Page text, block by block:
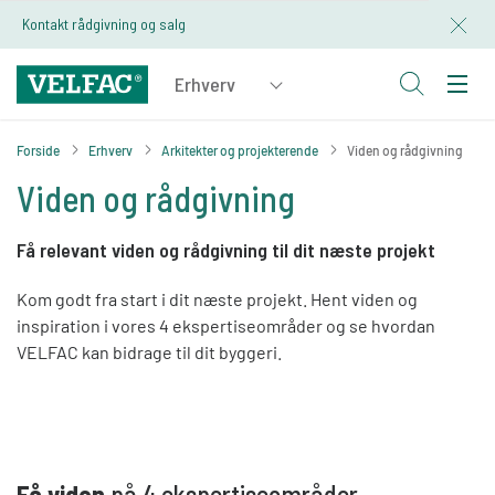
Kontakt rådgivning og salg
Forside Erhverv Arkitekter og projekterende Viden og rådgivning
Viden og rådgivning
Få relevant viden og rådgivning til dit næste projekt
Kom godt fra start i dit næste projekt. Hent viden og
inspiration i vores 4 ekspertiseområder og se hvordan
VELFAC kan bidrage til dit byggeri.